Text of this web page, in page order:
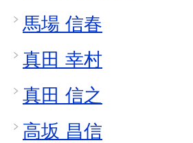
馬場 信春
真田 幸村
真田 信之
高坂 昌信